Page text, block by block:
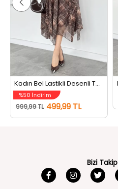
Kadın Bel Lastikli Desenli Tül Etek Kahve
%50 İndirim
999,99 TL 499,99 TL